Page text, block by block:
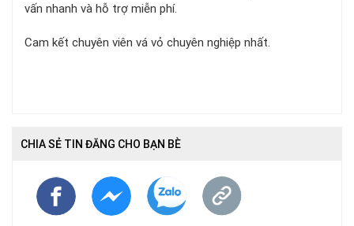
vấn nhanh và hỗ trợ miễn phí.
Cam kết chuyên viên vá vỏ chuyên nghiệp nhất.
CHIA SẺ TIN ĐĂNG CHO BẠN BÈ